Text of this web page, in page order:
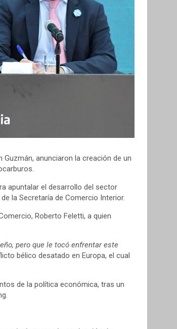
anunciaron la creación de un
apuntalar el desarrollo del sector
la Secretaría de Comercio Interior.
Roberto Feletti, a quien
pero que le tocó enfrentar este
bélico desatado en Europa, el cual
de la política económica, tras un